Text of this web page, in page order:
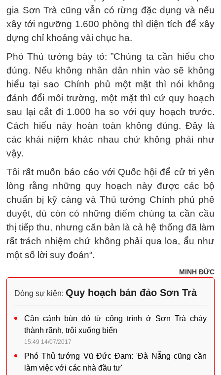
gia Sơn Trà cũng vẫn có rừng đặc dụng và nếu
xây tới ngưỡng 1.600 phòng thì diện tích để xây
dựng chỉ khoảng vài chục ha.
Phó Thủ tướng bày tỏ: ”Chúng ta cần hiểu cho
đúng. Nếu không nhân dân nhìn vào sẽ không
hiểu tại sao Chính phủ một mặt thì nói không
đánh đổi môi trường, một mặt thì cứ quy hoạch
sau lại cắt đi 1.000 ha so với quy hoạch trước.
Cách hiểu này hoàn toàn không đúng. Đây là
các khái niệm khác nhau chứ không phải như
vậy.
Tôi rất muốn báo cáo với Quốc hội để cử tri yên
lòng rằng những quy hoạch này được các bộ
chuẩn bị kỹ càng và Thủ tướng Chính phủ phê
duyệt, dù còn có những điểm chúng ta cần cầu
thị tiếp thu, nhưng căn bản là cả hệ thống đã làm
rất trách nhiệm chứ không phải qua loa, ẩu như
một số lời suy đoán“.
MINH ĐỨC
Dòng sự kiện: Quy hoạch bán đảo Sơn Trà
Cận cảnh bùn đỏ từ công trình ở Sơn Trà chảy
thành rãnh, trôi xuống biển
15:49 14/07/2017
Phó Thủ tướng Vũ Đức Đam: 'Đà Nẵng cũng cần
làm việc với các nhà đầu tư'